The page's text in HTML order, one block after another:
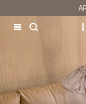
매